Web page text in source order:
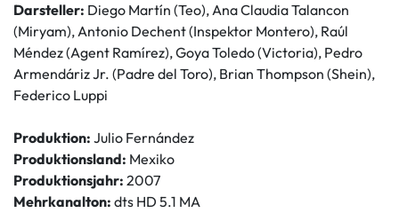
Darsteller: Diego Martín (Teo), Ana Claudia Talancon
(Miryam), Antonio Dechent (Inspektor Montero), Raúl
Méndez (Agent Ramírez), Goya Toledo (Victoria), Pedro
Armendáriz Jr. (Padre del Toro), Brian Thompson (Shein),
Federico Luppi
Produktion: Julio Fernández
Produktionsland: Mexiko
Produktionsjahr: 2007
Mehrkanalton: dts HD 5.1 MA